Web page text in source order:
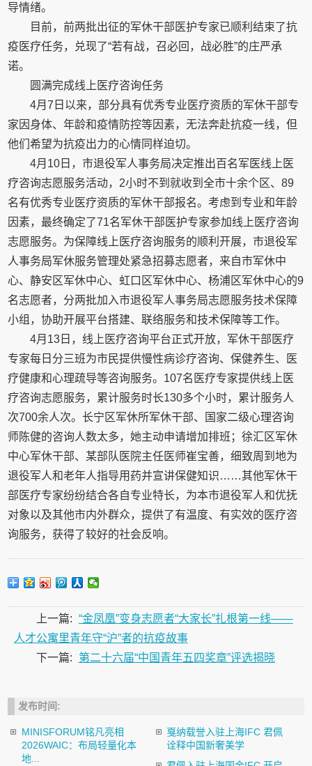
导情绪。
目前，前两批出征的军休干部医护专家已顺利结束了抗
疫医疗任务，兑现了“若有战，召必回，战必胜”的庄严承
诺。
圆满完成线上医疗咨询任务
4月7日以来，部分具有优秀专业医疗资质的军休干部专
家因身体、年龄和疫情防控等因素，无法奔赴抗疫一线，但
他们希望为抗疫出力的心情同样迫切。
4月10日，市退役军人事务局决定推出百名军医线上医
疗咨询志愿服务活动，2小时不到就收到全市十余个区、89
名有优秀专业医疗资质的军休干部报名。考虑到专业和年龄
因素，最终确定了71名军休干部医护专家参加线上医疗咨询
志愿服务。为保障线上医疗咨询服务的顺利开展，市退役军
人事务局军休服务管理处紧急招募志愿者，来自市军休中
心、静安区军休中心、虹口区军休中心、杨浦区军休中心的9
名志愿者，分两批加入市退役军人事务局志愿服务技术保障
小组，协助开展平台搭建、联络服务和技术保障等工作。
4月13日，线上医疗咨询平台正式开放，军休干部医疗
专家每日分三班为市民提供慢性病诊疗咨询、保健养生、医
疗健康和心理疏导等咨询服务。107名医疗专家提供线上医
疗咨询志愿服务，累计服务时长130多个小时，累计服务人
次700余人次。长宁区军休所军休干部、国家二级心理咨询
师陈健的咨询人数太多，她主动申请增加排班；徐汇区军休
中心军休干部、某部队医院主任医师崔宝善，细致周到地为
退役军人和老年人指导用药并宣讲保健知识……其他军休干
部医疗专家纷纷结合各自专业特长，为本市退役军人和优抚
对象以及其他市内外群众，提供了有温度、有实效的医疗咨
询服务，获得了较好的社会反响。
上一篇: “金凤凰”变身志愿者“大家长”扎根第一线——
人才公寓里青年守“沪”者的抗疫故事
下一篇:
第二十六届“中国青年五四奖章”评选揭晓
发布时间:
MINISFORUM铭凡亮相
2026WAIC：布局轻量化本
地...
戛纳载誉入驻上海IFC 君佩
诠释中国新奢美学